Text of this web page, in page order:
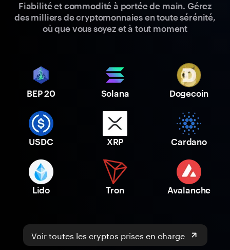
Fiabilité et commodité à portée de main. Gérez
des milliers de cryptomonnaies en toute sérénité,
où que vous soyez et à tout moment
BEP 20 Solana Dogecoin
USDC XRP Cardano
Lido Tron Avalanche
Voir toutes les cryptos prises en charge